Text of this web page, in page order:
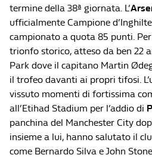
termine della 38ª giornata. L’
ufficialmente Campione
campionato a quota 85 punti.
trionfo storico, atteso da ben 22
Park dove il capitano Martin
il trofeo davanti ai propri tifosi.
vissuto momenti di fortissima
all’Etihad Stadium per l’addio di
panchina del Manchester City
insieme a lui, hanno salutato il
come Bernardo Silva e John